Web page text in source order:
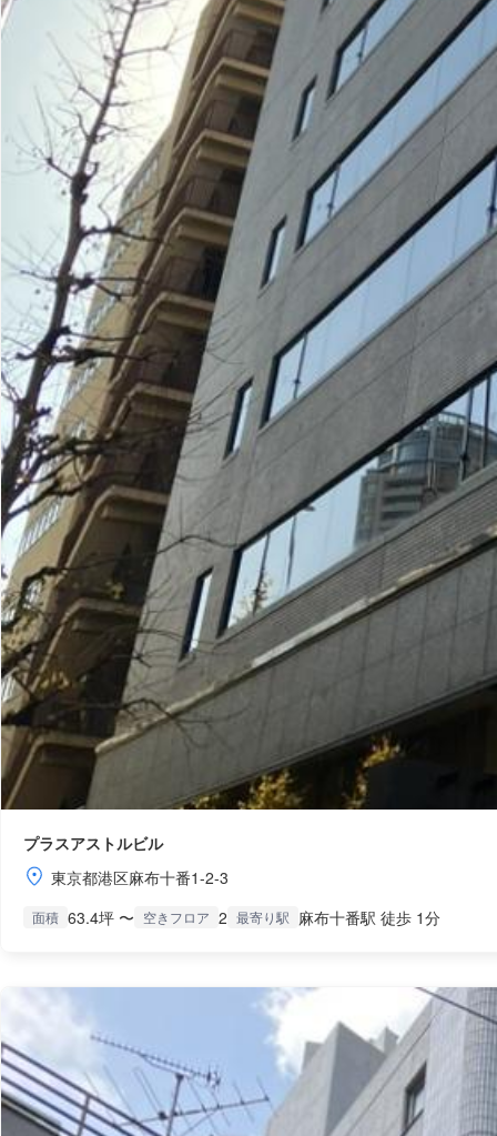
プラスアストルビル
東京都港区麻布十番1-2-3
面積 63.4坪 〜 空きフロア 2 最寄り駅 麻布十番駅 徒歩 1分